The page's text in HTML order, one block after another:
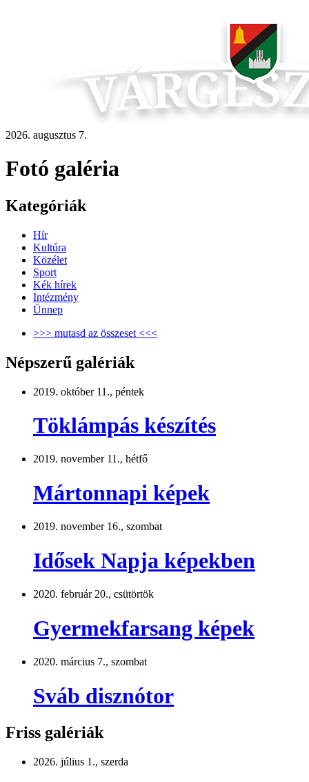
2026. augusztus 7.
Fotó galéria
Kategóriák
Hír
Kultúra
Közélet
Sport
Kék hírek
Intézmény
Ünnep
>>> mutasd az összeset <<<
Népszerű galériák
2019. október 11., péntek
Töklámpás készítés
2019. november 11., hétfő
Mártonnapi képek
2019. november 16., szombat
Idősek Napja képekben
2020. február 20., csütörtök
Gyermekfarsang képek
2020. március 7., szombat
Sváb disznótor
Friss galériák
2026. július 1., szerda